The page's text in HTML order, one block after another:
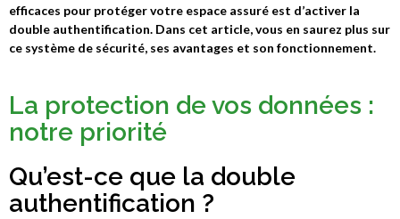
efficaces pour protéger votre espace assuré est d’activer la
double authentification. Dans cet article, vous en saurez plus sur
ce système de sécurité, ses avantages et son fonctionnement.
La protection de vos données :
notre priorité
Qu’est-ce que la double
authentification ?